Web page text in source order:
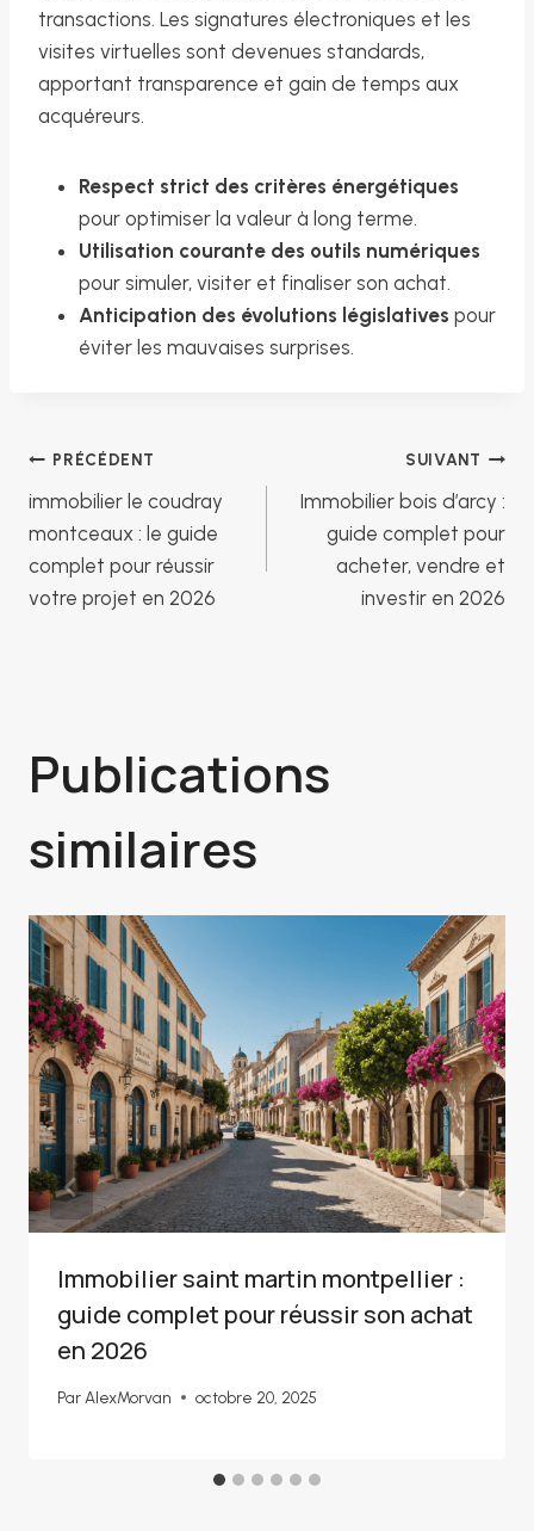
transactions. Les signatures électroniques et les
visites virtuelles sont devenues standards,
apportant transparence et gain de temps aux
acquéreurs.
Respect strict des critères énergétiques
pour optimiser la valeur à long terme.
Utilisation courante des outils numériques
pour simuler, visiter et finaliser son achat.
Anticipation des évolutions législatives pour
éviter les mauvaises surprises.
Navigation
de
l’article
PRÉCÉDENT
immobilier le coudray
montceaux : le guide
complet pour réussir
votre projet en 2026
SUIVANT
Immobilier bois d’arcy :
guide complet pour
acheter, vendre et
investir en 2026
Publications
similaires
Immobilier saint martin montpellier :
guide complet pour réussir son achat
en 2026
Par AlexMorvan octobre 20, 2025